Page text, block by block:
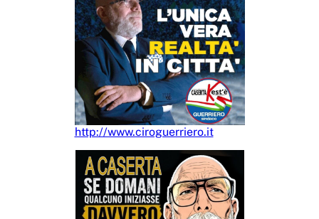
http://www.ciroguerriero.it